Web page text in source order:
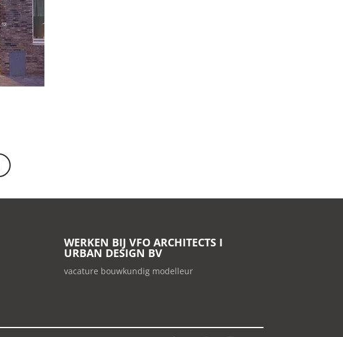
WERKEN BIJ VFO ARCHITECTS I
URBAN DESIGN BV
vacature bouwkundig modelleur